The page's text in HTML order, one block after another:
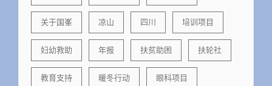
关于国峯 凉山 四川 培训项目
妇幼救助 年报 扶贫助困 扶轮社
教育支持 暖冬行动 眼科项目